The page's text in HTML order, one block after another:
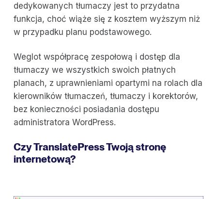
dedykowanych tłumaczy jest to przydatna
funkcja, choć wiąże się z kosztem wyższym niż
w przypadku planu podstawowego.
Weglot współpracę zespołową i dostęp dla
tłumaczy we wszystkich swoich płatnych
planach, z uprawnieniami opartymi na rolach dla
kierowników tłumaczeń, tłumaczy i korektorów,
bez konieczności posiadania dostępu
administratora WordPress.
Czy TranslatePress Twoją stronę
internetową?